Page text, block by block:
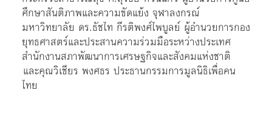
ศึกษาสันติภาพและความขัดแย้ง จุฬาลงกรณ์
มหาวิทยาลัย ดร.ธัชไท กีรติพงศ์ไพบูลย์ ผู้อำนวยการกอง
ยุทธศาสตร์และประสานความร่วมมือระหว่างประเทศ​
สำนักงานสภาพัฒนาการเศรษฐกิจและสังคมแห่งชาติ
และคุณวิเชียร พงศธร ประธานกรรมการมูลนิธิเพื่อคน
ไทย